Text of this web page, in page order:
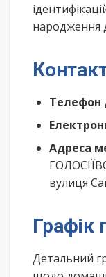
народження
Телефон
Адреса
вулиця
Графік
Детальний